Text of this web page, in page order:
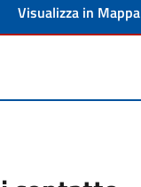
Visualizza in Mappa